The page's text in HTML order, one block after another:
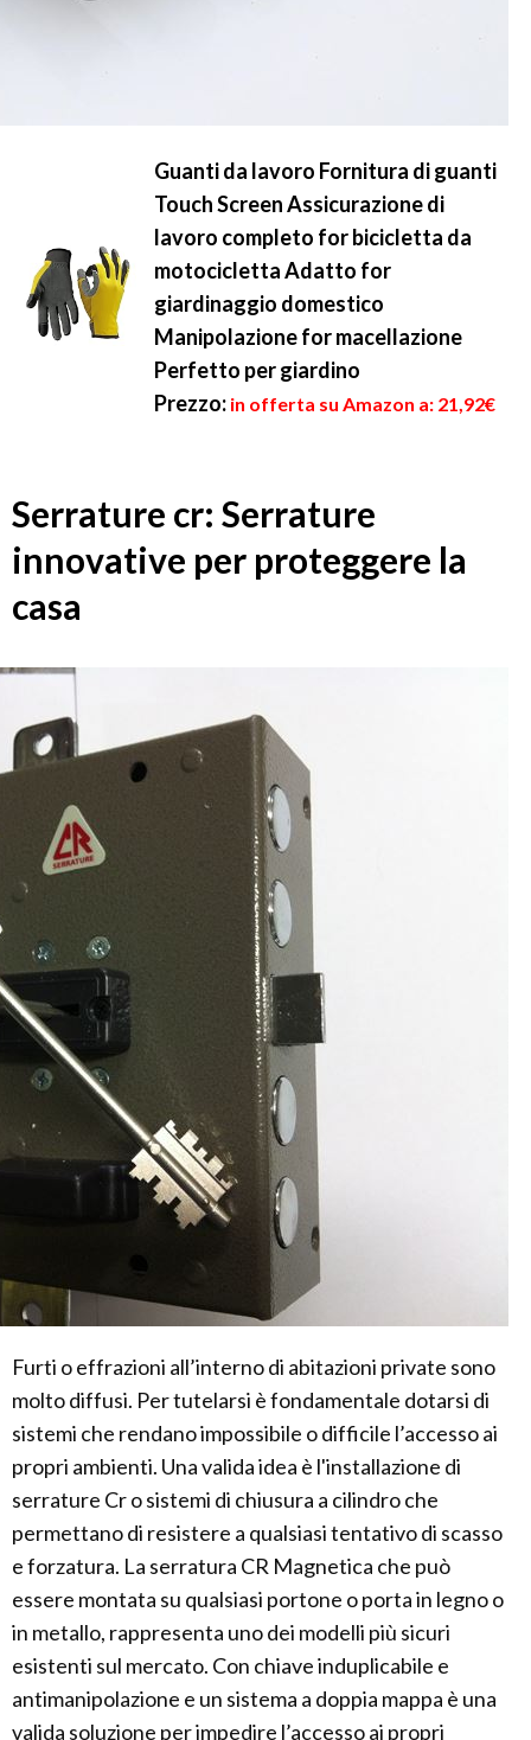
Guanti da lavoro Fornitura di guanti
Touch Screen Assicurazione di
lavoro completo for bicicletta da
motocicletta Adatto for
giardinaggio domestico
Manipolazione for macellazione
Perfetto per giardino
Prezzo: in offerta su Amazon a: 21,92€
Serrature cr: Serrature
innovative per proteggere la
casa
Furti o effrazioni all’interno di abitazioni private sono
molto diffusi. Per tutelarsi è fondamentale dotarsi di
sistemi che rendano impossibile o difficile l’accesso ai
propri ambienti. Una valida idea è l'installazione di
serrature Cr o sistemi di chiusura a cilindro che
permettano di resistere a qualsiasi tentativo di scasso
e forzatura. La serratura CR Magnetica che può
essere montata su qualsiasi portone o porta in legno o
in metallo, rappresenta uno dei modelli più sicuri
esistenti sul mercato. Con chiave induplicabile e
antimanipolazione e un sistema a doppia mappa è una
valida soluzione per impedire l’accesso ai propri